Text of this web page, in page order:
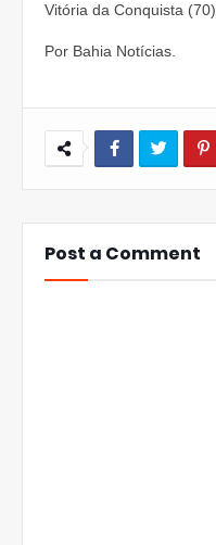
Vitória da Conquista (70).
Por Bahia Notícias.
Post a Comment